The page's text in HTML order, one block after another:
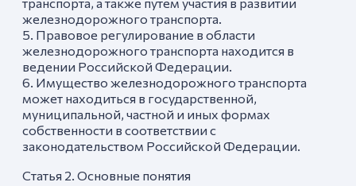
железнодорожного транспорта.
5. Правовое регулирование в области
железнодорожного транспорта находится в
ведении Российской Федерации.
6. Имущество железнодорожного транспорта
может находиться в государственной,
муниципальной, частной и иных формах
собственности в соответствии с
законодательством Российской Федерации.
Статья 2. Основные понятия